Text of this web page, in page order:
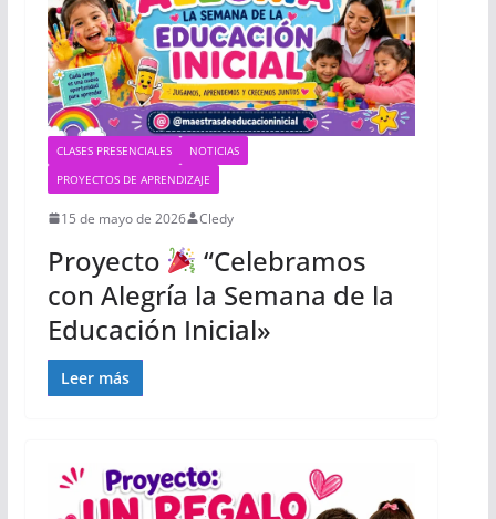
CLASES PRESENCIALES
NOTICIAS
PROYECTOS DE APRENDIZAJE
15 de mayo de 2026 Cledy
Proyecto
“Celebramos
con Alegría la Semana de la
Educación Inicial»
Leer más